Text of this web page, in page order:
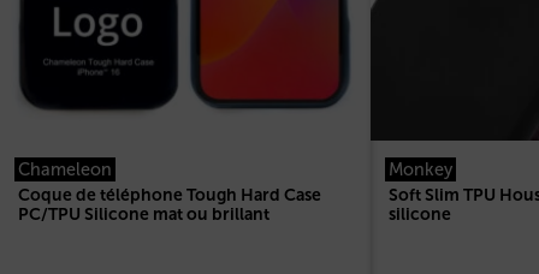
Chameleon
Coque de téléphone Tough Hard Case
PC/TPU Silicone mat ou brillant
Monkey
Soft Slim TPU
silicone